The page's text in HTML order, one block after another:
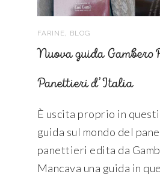
FARINE, BLOG
Nuova guida Gambero
Panettieri d’Italia
È uscita proprio in
guida sul mondo del
panettieri edita da
Mancava una guida in